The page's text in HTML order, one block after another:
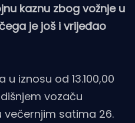
kaznu zbog vožnje u
je još i vrijeđao
iznosu od 13.100,00
vozaču
večernjim satima 26.